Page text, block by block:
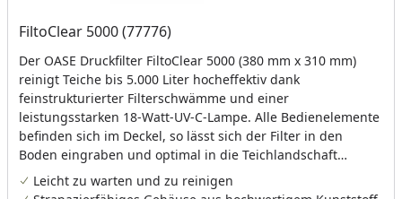
FiltoClear 5000 (77776)
Der OASE Druckfilter FiltoClear 5000 (380 mm x 310 mm)
reinigt Teiche bis 5.000 Liter hocheffektiv dank
feinstrukturierter Filterschwämme und einer
leistungsstarken 18-Watt-UV-C-Lampe. Alle Bedienelemente
befinden sich im Deckel, so lässt sich der Filter in den
Boden eingraben und optimal in die Teichlandschaft
integrieren. Die leicht zu bedienende Ziehmechanik macht
die Reinigung komfortabel. Die UV-C-Lampe wechseln Sie
Leicht zu warten und zu reinigen